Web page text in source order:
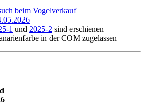
beim Vogelverkauf
1 und 2025-2 sind erschienen
in der COM zugelassen